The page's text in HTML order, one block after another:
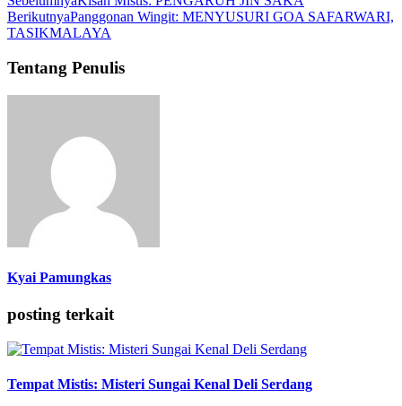
BerikutnyaPanggonan Wingit: MENYUSURI GOA SAFARWARI,
TASIKMALAYA
Tentang Penulis
Kyai Pamungkas
posting terkait
Tempat Mistis: Misteri Sungai Kenal Deli Serdang